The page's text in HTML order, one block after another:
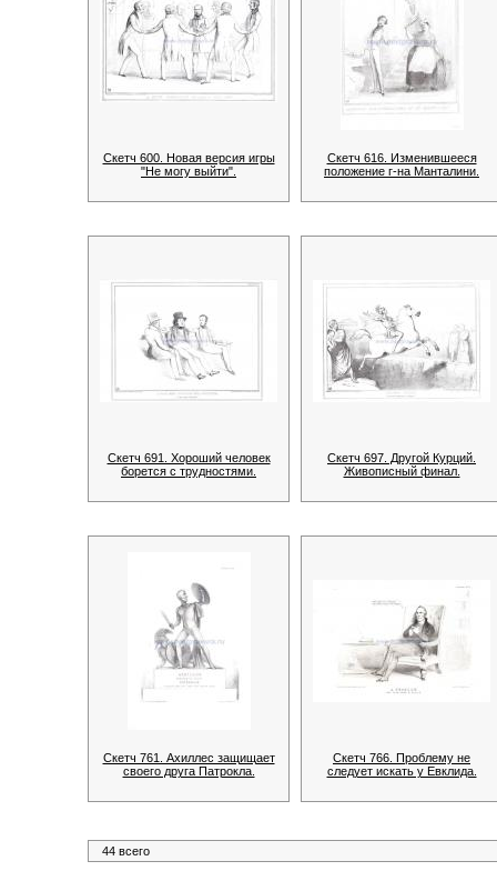
Скетч 600. Новая версия игры
"Не могу выйти".
Скетч 616. Изменившееся
положение г-на Манталини.
Скетч 691. Хороший человек
борется с трудностями.
Скетч 697. Другой Курций.
Живописный финал.
Скетч 761. Ахиллес защищает
своего друга Патрокла.
Скетч 766. Проблему не
следует искать у Евклида.
44 всего